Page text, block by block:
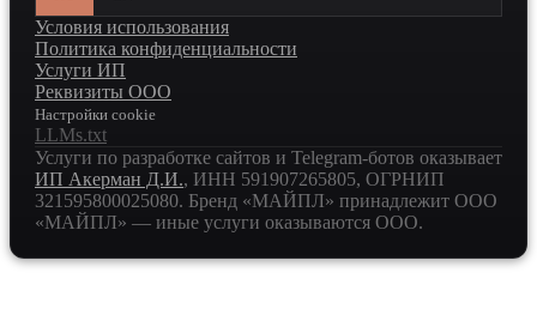
Условия использования
Политика конфиденциальности
Услуги ИП
Реквизиты ООО
Настройки cookie
LLMs.txt
Услуги по разработке сайтов и Telegram-ботов оказывает
ИП Акерман Д.И., ИНН 591907265805, ОГРНИП
321595800025080. Бренд «МАЙПЛ» принадлежит ООО
«МАЙПЛ» — иные услуги оказываются ООО.